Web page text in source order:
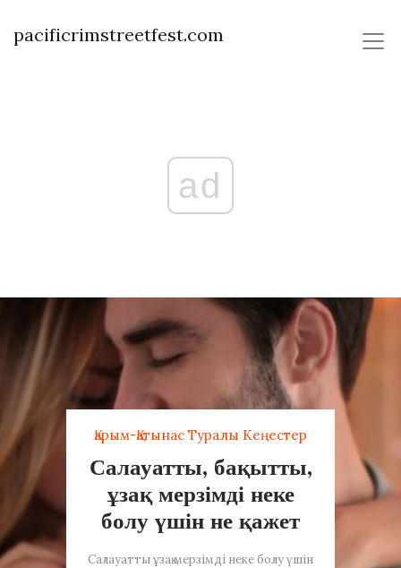
pacificrimstreetfest.com
ad
Қарым-Қатынас Туралы Кеңестер
Салауатты, бақытты,
ұзақ мерзімді неке
болу үшін не қажет
Салауатты ұзақ мерзімді неке болу үшін